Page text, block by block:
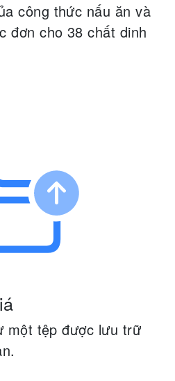
công thức nấu ăn và
đơn cho 38 chất dinh
một tệp được lưu trữ